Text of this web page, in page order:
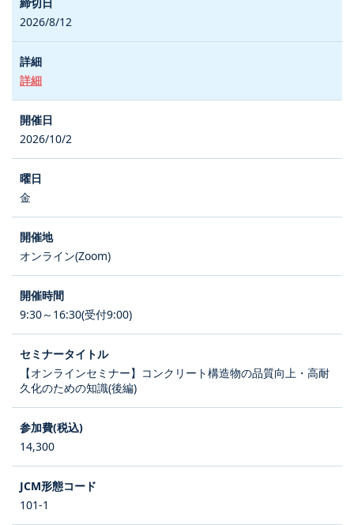
2026/8/12
詳細
2026/10/2
金
オンライン(Zoom)
9:30～16:30(受付9:00)
【オンラインセミナー】コンクリート構造物の品質向上・高耐
久化のための知識(後編)
14,300
101-1